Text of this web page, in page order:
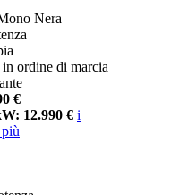
Nera
in ordine di marcia
€
12.990 € i